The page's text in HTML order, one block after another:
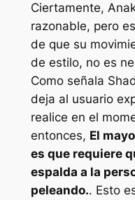
Ciertamente,
razonable, pero
de que su
de estilo, no es
Como señala
deja al usuario
realice en el
entonces, El
es que requiere
espalda a la
peleando.. Esto